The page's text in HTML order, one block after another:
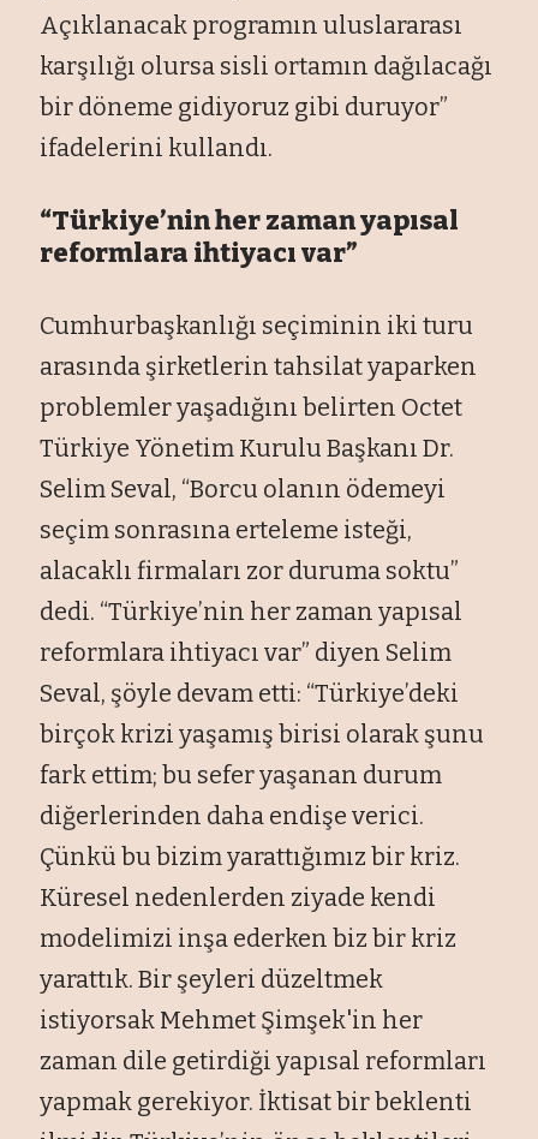
Açıklanacak programın uluslararası
karşılığı olursa sisli ortamın dağılacağı
bir döneme gidiyoruz gibi duruyor”
ifadelerini kullandı.
“Türkiye’nin her zaman yapısal
reformlara ihtiyacı var”
Cumhurbaşkanlığı seçiminin iki turu
arasında şirketlerin tahsilat yaparken
problemler yaşadığını belirten Octet
Türkiye Yönetim Kurulu Başkanı Dr.
Selim Seval, “Borcu olanın ödemeyi
seçim sonrasına erteleme isteği,
alacaklı firmaları zor duruma soktu”
dedi. “Türkiye’nin her zaman yapısal
reformlara ihtiyacı var” diyen Selim
Seval, şöyle devam etti: “Türkiye’deki
birçok krizi yaşamış birisi olarak şunu
fark ettim; bu sefer yaşanan durum
diğerlerinden daha endişe verici.
Çünkü bu bizim yarattığımız bir kriz.
Küresel nedenlerden ziyade kendi
modelimizi inşa ederken biz bir kriz
yarattık. Bir şeyleri düzeltmek
istiyorsak Mehmet Şimşek'in her
zaman dile getirdiği yapısal reformları
yapmak gerekiyor. İktisat bir beklenti